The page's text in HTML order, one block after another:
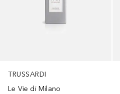
TRUSSARDI
Le Vie di Milano